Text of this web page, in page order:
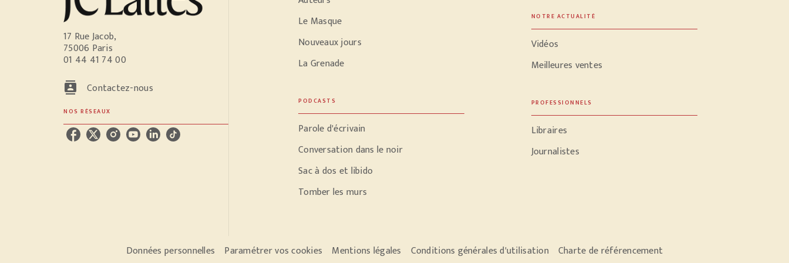
17 Rue Jacob,
75006 Paris
01 44 41 74 00
contacts Contactez-nous
NOS RÉSEAUX
Le Masque
Nouveaux jours
La Grenade
PODCASTS
Parole d'écrivain
Conversation dans le noir
Sac à dos et libido
Tomber les murs
NOTRE ACTUALITÉ
Vidéos
Meilleures ventes
PROFESSIONNELS
Libraires
Journalistes
Données personnelles Paramétrer vos cookies Mentions légales Conditions générales d'utilisation Charte de référencement